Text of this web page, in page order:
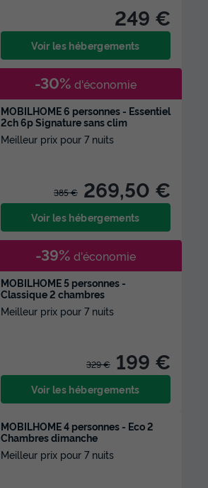
249 €
Voir les hébergements
MOBILHOME 6 personnes - Essentiel
2ch 6p Signature sans clim
Meilleur prix pour 7 nuits
385 € 269,50 €
-30% d'économie
Voir les hébergements
MOBILHOME 5 personnes -
Classique 2 chambres
Meilleur prix pour 7 nuits
329 € 199 €
-39% d'économie
Voir les hébergements
MOBILHOME 4 personnes - Eco 2
Chambres dimanche
Meilleur prix pour 7 nuits